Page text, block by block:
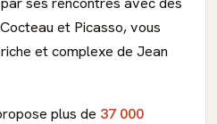
et Picasso, vous
et complexe de Jean
plus de 37 000